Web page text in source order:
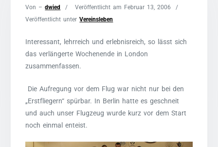
Von –dwied Veröffentlicht am Februar 13, 2006
Veröffentlicht unterVereinsleben
Interessant, lehrreich und erlebnisreich, so lässt sich
das verlängerte Wochenende in London
zusammenfassen.
Die Aufregung vor dem Flug war nicht nur bei den
„Erstfliegern“ spürbar. In Berlin hatte es geschneit
und auch unser Flugzeug wurde kurz vor dem Start
noch einmal enteist.